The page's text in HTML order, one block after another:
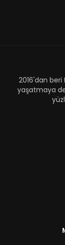
2016'dan
yaşatmaya